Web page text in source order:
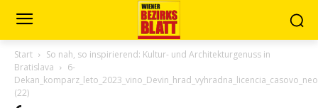
Start
So nah, so inspirierend: Kultur- und Architekturgenuss in
Bratislava
6-
(22)